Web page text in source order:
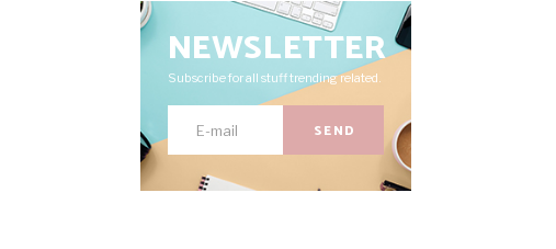
NEWSLETTER
Subscribe for all stuff trending related.
SEND